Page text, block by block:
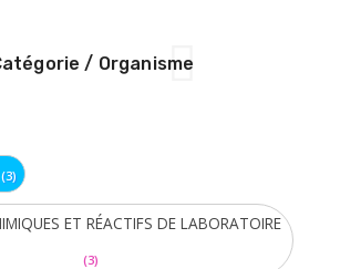
/ Organisme
(3)
ET RÉACTIFS DE LABORATOIRE
(3)